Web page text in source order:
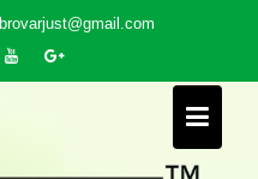
brovarjust@gmail.com